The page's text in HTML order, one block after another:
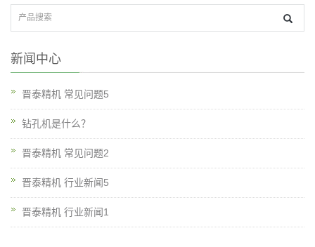
新闻中心
晋泰精机 常见问题5
钻孔机是什么？
晋泰精机 常见问题2
晋泰精机 行业新闻5
晋泰精机 行业新闻1